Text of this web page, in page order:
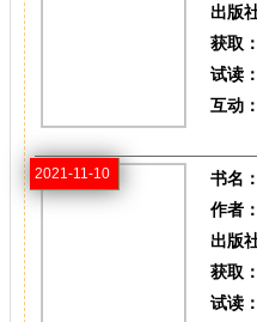
出版
获取：
试读：
互动：
2021-11-10 书名：
作者：
出版
获取：
试读：